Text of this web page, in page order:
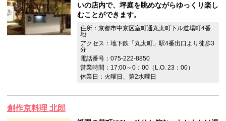
いの店内で、坪庭を眺めながらゆっくり楽し
むことができます。
住所：京都市中京区室町通丸太町下ル道場町4番
地
アクセス：地下鉄「丸太町」駅4番出口より徒歩3
分
電話番号：075-222-8850
営業時間：17:00～0：00（L.O. 23：00）
休業日：火曜日、第2水曜日
創作京料理 北郎